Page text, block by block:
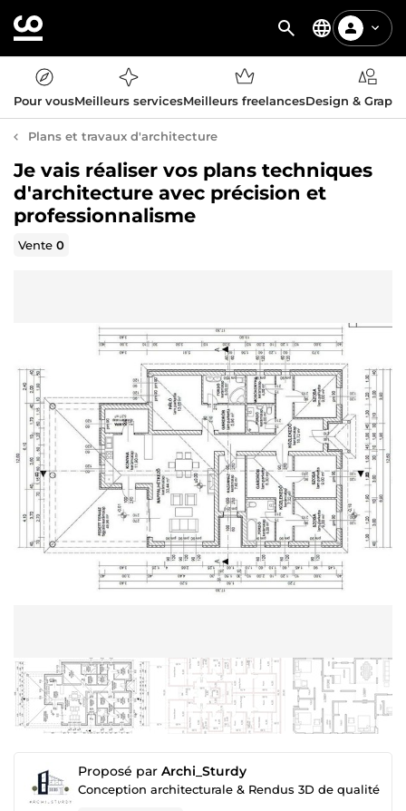
Pour vousMeilleurs servicesMeilleurs freelancesDesign &
Plans et travaux d'architecture
Je vais réaliser vos plans techniques
d'architecture avec précision et
professionnalisme
Vente0
Proposé par Archi_Sturdy
Conception architecturale & Rendus 3D de qualité